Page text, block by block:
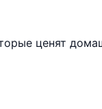
ценят